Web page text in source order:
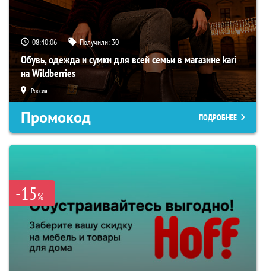
08:40:05 Получили: 30
Обувь, одежда и сумки для всей семьи в магазине kari
на Wildberries
Россия
Промокод ПОДРОБНЕЕ
-15%